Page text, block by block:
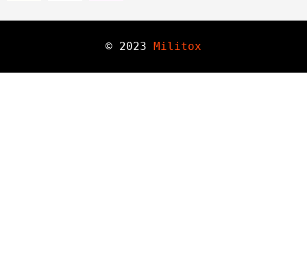
© 2023 Militox